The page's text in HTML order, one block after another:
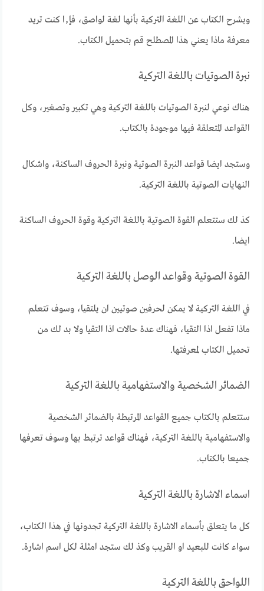
ويشرح الكتاب عن اللغة التركية بأنها لغة لواصق، فإ٫ا كنت تريد
معرفة ماذا يعني هذا المصطلح قم بتحميل الكتاب.
نبرة الصوتيات باللغة التركية
هناك نوعي لنبرة الصوتيات باللغة التركية وهي تكبير وتصغير، وكل
القواعد المتعلقة فيها موجودة بالكتاب.
وستجد ايضا قواعد النبرة الصوتية ونبرة الحروف الساكنة، واشكال
النهايات الصوتية باللغة التركية.
كذ لك ستتعلم القوة الصوتية باللغة التركية وقوة الحروف الساكنة
ايضا.
القوة الصوتية وقواعد الوصل باللغة التركية
في اللغة التركية لا يمكن لحرفين صوتيين ان يلتقيا، وسوف تتعلم
ماذا تفعل اذا التقيا، فهناك عدة حالات اذا التقيا ولا بد لك من
تحميل الكتاب لمعرفتها.
الضمائر الشخصية والاستفهامية باللغة التركية
ستتعلم بالكتاب جميع القواعد المرتبطة بالضمائر الشخصية
والاستفهامية باللغة التركية، فهناك قواعد ترتبط بها وسوف تعرفها
جميعا بالكتاب.
اسماء الاشارة باللغة التركية
كل ما يتعلق بأسماء الاشارة باللغة التركية تجدونها في هذا الكتاب،
سواء كانت للبعيد او القريب وكذ لك ستجد امثلة لكل اسم اشارة.
اللواحق باللغة التركية